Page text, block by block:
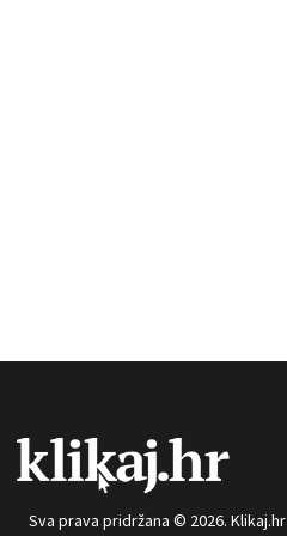
Sva prava pridržana © 2026. Klikaj.hr